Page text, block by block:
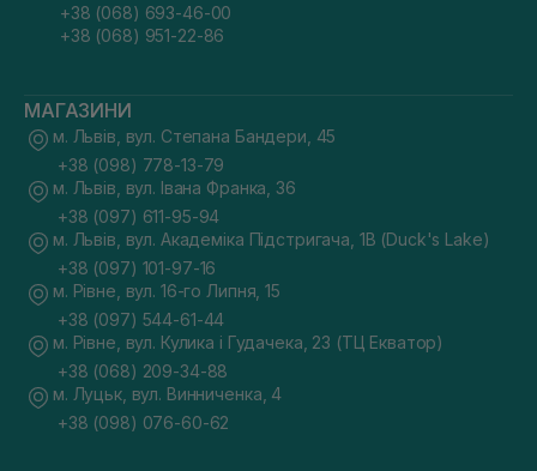
+38 (068) 693-46-00
+38 (068) 951-22-86
МАГАЗИНИ
м. Львів, вул. Степана Бандери, 45
+38 (098) 778-13-79
м. Львів, вул. Івана Франка, 36
+38 (097) 611-95-94
м. Львів, вул. Академіка Підстригача, 1В (Duck's Lake)
+38 (097) 101-97-16
м. Рівне, вул. 16-го Липня, 15
+38 (097) 544-61-44
м. Рівне, вул. Кулика і Гудачека, 23 (ТЦ Екватор)
+38 (068) 209-34-88
м. Луцьк, вул. Винниченка, 4
+38 (098) 076-60-62